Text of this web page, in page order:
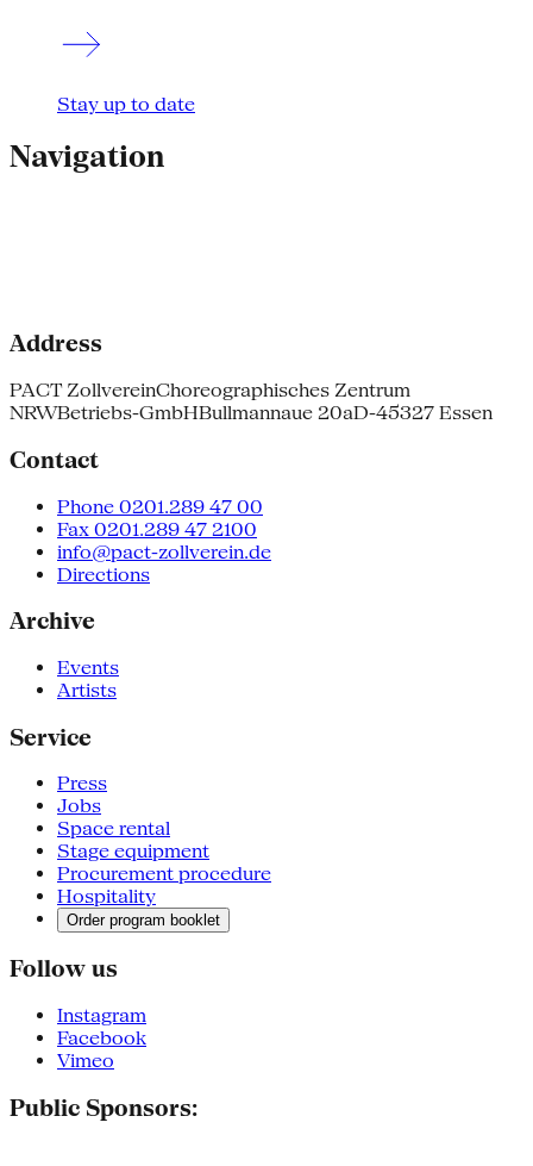
Stay up to date
Navigation
Address
PACT ZollvereinChoreographisches Zentrum
NRWBetriebs-GmbHBullmannaue 20aD-45327 Essen
Contact
Phone 0201.289 47 00
Fax 0201.289 47 2100
info@pact-zollverein.de
Directions
Archive
Events
Artists
Service
Press
Jobs
Space rental
Stage equipment
Procurement procedure
Hospitality
Order program booklet
Follow us
Instagram
Facebook
Vimeo
Public Sponsors: